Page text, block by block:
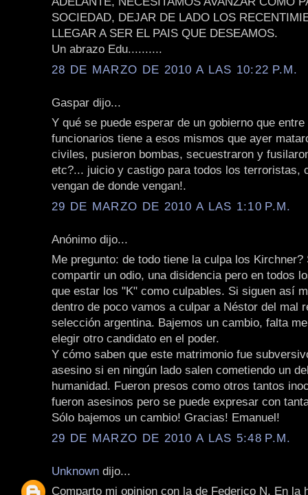
SOCIEDAD, DEJAR DE LADO LOS
LLEGAR A SER EL PAIS QUE DESEAMOS.
Un abrazo Edu..........
28 DE MARZO DE 2010 A LAS 10:22 P.M.
Gaspar dijo...
Y qué se puede esperar de un gobierno que
funcionarios tiene a esos mismos que ayer
civiles, pusieron bombas, secuestraron y
etc?... juicio y castigo para todos los terroristas,
vengan de donde vengan!.
29 DE MARZO DE 2010 A LAS 1:10 P.M.
Anónimo dijo...
Me pregunto: de todo tiene la culpa los Kirchner?
compartir un odio, una disidencia pero en todos
que estar los "K" como culpables. Si siguen así
dentro de poco vamos a culpar a Néstor del mal
selección argentina. Bajemos un cambio, falta
elegir otro candidato en el poder.
Y cómo saben que este matrimonio fue
asesino si en ningún lado salen cometiendo un
humanidad. Fueron presos como otros tantos
fueron asesinos pero se puede expresar con
Sólo bajemos un cambio! Gracias! Emanuel!
29 DE MARZO DE 2010 A LAS 5:48 P.M.
Unknown dijo...
Comparto mi opinion con la de Federico N. En la